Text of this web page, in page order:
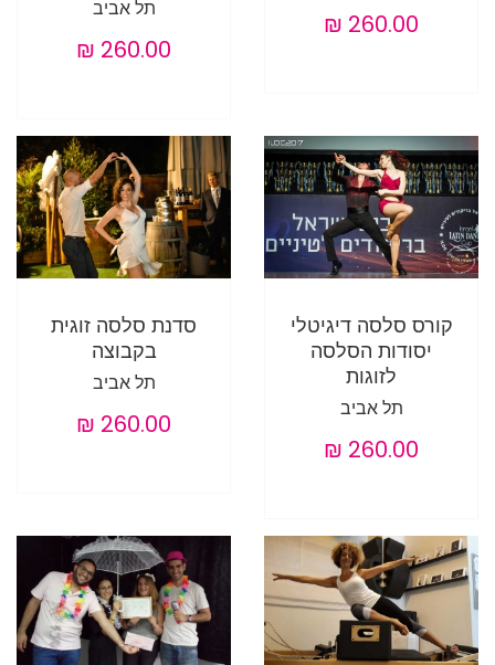
תל אביב
קורס סלסה דיגיטלי
יסודות הסלסה
לזוגות
תל אביב
סדנת סלסה זוגית
בקבוצה
תל אביב